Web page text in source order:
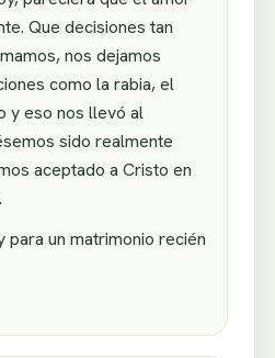
Que decisiones tan
nos dejamos
como la rabia, el
y eso nos llevó al
sido realmente
aceptado a Cristo en
para un matrimonio recién